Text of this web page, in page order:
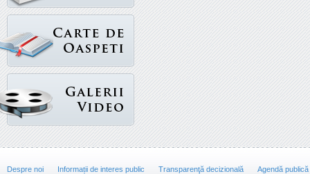
Despre noi Informații de interes public Transparenţă decizională Agendă publică